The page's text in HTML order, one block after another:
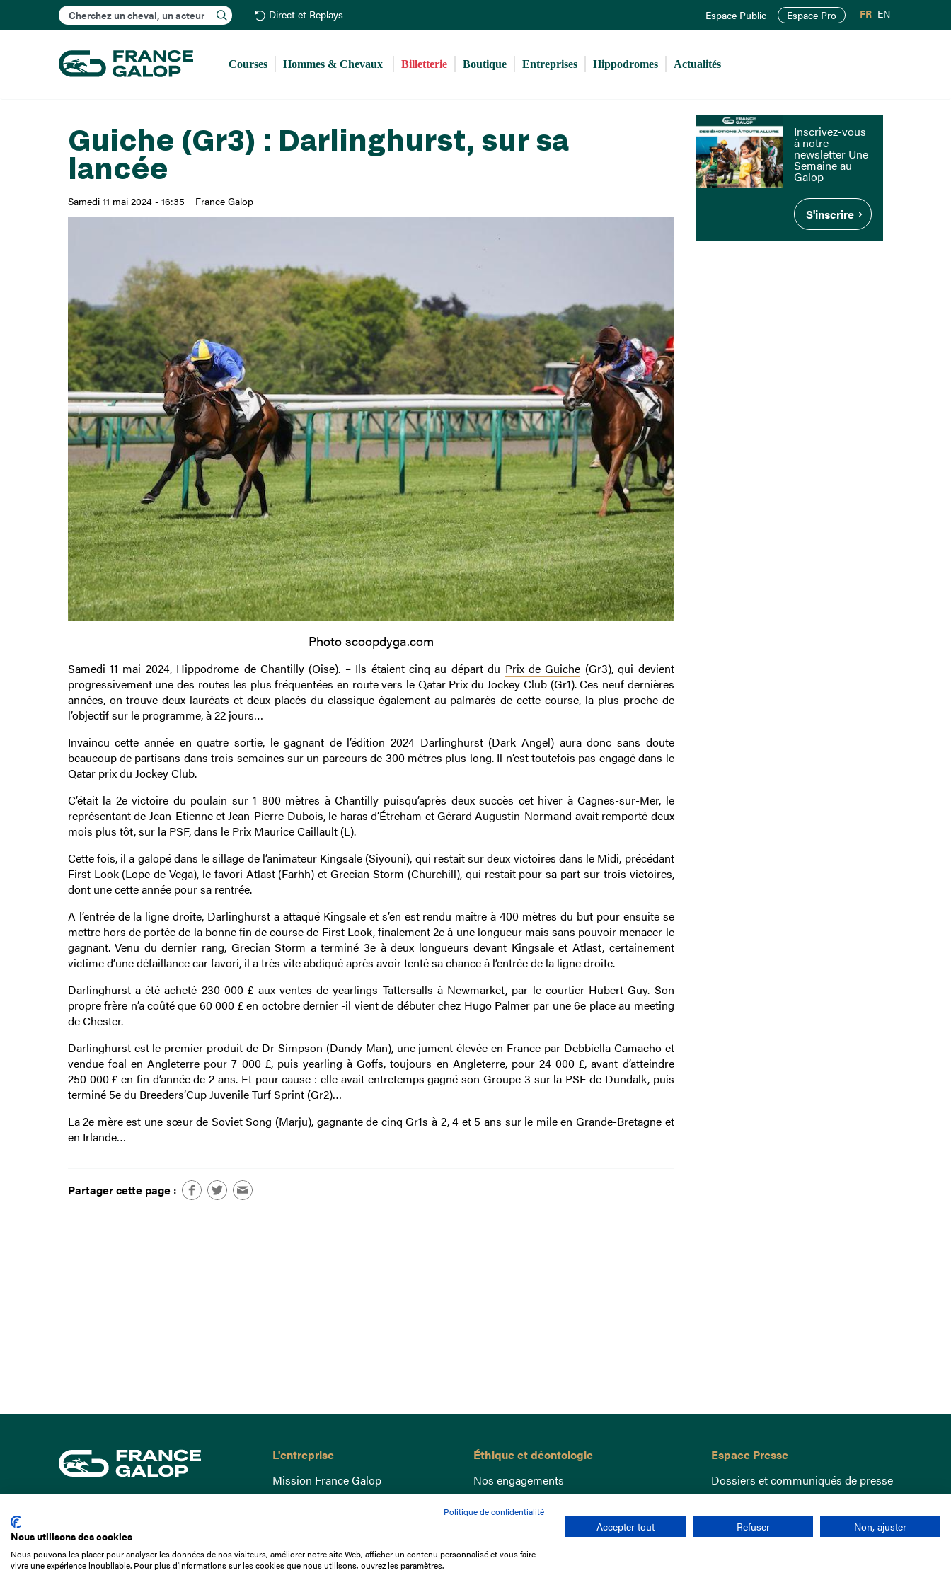
au
principal
Rechercher Direct et Replays Espace Public Espace Pro FR EN
Courses Hommes & Chevaux Billetterie Boutique Entreprises Hippodromes Actualités
Guiche (Gr3) : Darlinghurst, sur sa
lancée
Samedi 11 mai 2024 - 16:35 France Galop
Photo scoopdyga.com
Samedi 11 mai 2024, Hippodrome de Chantilly (Oise). – Ils étaient cinq au départ du Prix de Guiche (Gr3), qui devient
progressivement une des routes les plus fréquentées en route vers le Qatar Prix du Jockey Club (Gr1). Ces neuf dernières
années, on trouve deux lauréats et deux placés du classique également au palmarès de cette course, la plus proche de
l’objectif sur le programme, à 22 jours…
Invaincu cette année en quatre sortie, le gagnant de l’édition 2024 Darlinghurst (Dark Angel) aura donc sans doute
beaucoup de partisans dans trois semaines sur un parcours de 300 mètres plus long. Il n’est toutefois pas engagé dans le
Qatar prix du Jockey Club.
C’était la 2e victoire du poulain sur 1 800 mètres à Chantilly puisqu’après deux succès cet hiver à Cagnes-sur-Mer, le
représentant de Jean-Etienne et Jean-Pierre Dubois, le haras d’Étreham et Gérard Augustin-Normand avait remporté deux
mois plus tôt, sur la PSF, dans le Prix Maurice Caillault (L).
Cette fois, il a galopé dans le sillage de l’animateur Kingsale (Siyouni), qui restait sur deux victoires dans le Midi, précédant
First Look (Lope de Vega), le favori Atlast (Farhh) et Grecian Storm (Churchill), qui restait pour sa part sur trois victoires,
dont une cette année pour sa rentrée.
A l’entrée de la ligne droite, Darlinghurst a attaqué Kingsale et s’en est rendu maître à 400 mètres du but pour ensuite se
mettre hors de portée de la bonne fin de course de First Look, finalement 2e à une longueur mais sans pouvoir menacer le
gagnant. Venu du dernier rang, Grecian Storm a terminé 3e à deux longueurs devant Kingsale et Atlast, certainement
victime d’une défaillance car favori, il a très vite abdiqué après avoir tenté sa chance à l’entrée de la ligne droite.
Darlinghurst a été acheté 230 000 £ aux ventes de yearlings Tattersalls à Newmarket, par le courtier Hubert Guy. Son
propre frère n’a coûté que 60 000 £ en octobre dernier -il vient de débuter chez Hugo Palmer par une 6e place au meeting
de Chester.
Darlinghurst est le premier produit de Dr Simpson (Dandy Man), une jument élevée en France par Debbiella Camacho et
vendue foal en Angleterre pour 7 000 £, puis yearling à Goffs, toujours en Angleterre, pour 24 000 £, avant d’atteindre
250 000 £ en fin d’année de 2 ans. Et pour cause : elle avait entretemps gagné son Groupe 3 sur la PSF de Dundalk, puis
terminé 5e du Breeders’Cup Juvenile Turf Sprint (Gr2)…
La 2e mère est une sœur de Soviet Song (Marju), gagnante de cinq Gr1s à 2, 4 et 5 ans sur le mile en Grande-Bretagne et
en Irlande…
Partager cette page :
Inscrivez-vous
à notre
newsletter Une
Semaine au
Galop
S'inscrire
01 49 10 20 29
L'entreprise
Mission France Galop
Gouvernance
Comprendre les courses
Docuthèque
Éthique et déontologie
Nos engagements
Lutte anti-dopage
Bien être equin
Index Egalité Femmes-Hommes
Jeu responsable
Espace Presse
Dossiers et communiqués de presse
Politique de confidentialité
Nous utilisons des cookies
Nous pouvons les placer pour analyser les données de nos visiteurs, améliorer notre site Web, afficher un contenu personnalisé et vous faire
vivre une expérience inoubliable. Pour plus d'informations sur les cookies que nous utilisons, ouvrez les paramètres.
Accepter tout Refuser Non, ajuster